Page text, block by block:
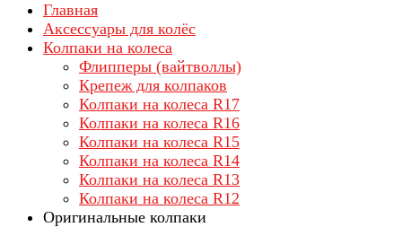
Главная
Аксессуары для колёс
Колпаки на колеса
Флипперы (вайтволлы)
Крепеж для колпаков
Колпаки на колеса R17
Колпаки на колеса R16
Колпаки на колеса R15
Колпаки на колеса R14
Колпаки на колеса R13
Колпаки на колеса R12
Оригинальные колпаки